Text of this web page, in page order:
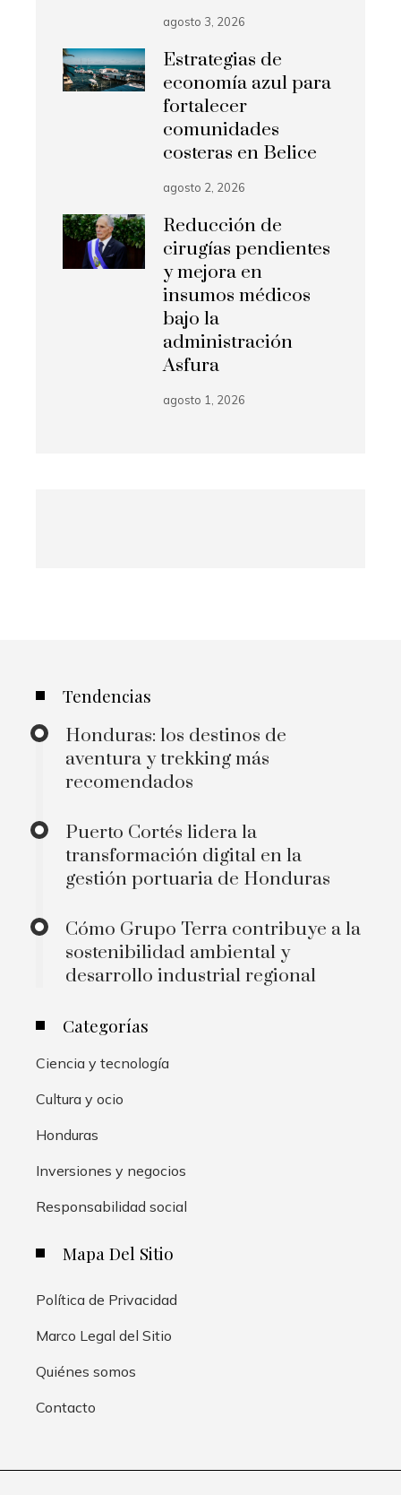
agosto 3, 2026
Estrategias de
economía azul para
fortalecer
comunidades
costeras en Belice
agosto 2, 2026
Reducción de
cirugías pendientes
y mejora en
insumos médicos
bajo la
administración
Asfura
agosto 1, 2026
Tendencias
Honduras: los destinos de
aventura y trekking más
recomendados
Puerto Cortés lidera la
transformación digital en la
gestión portuaria de Honduras
Cómo Grupo Terra contribuye a la
sostenibilidad ambiental y
desarrollo industrial regional
Categorías
Ciencia y tecnología
Cultura y ocio
Honduras
Inversiones y negocios
Responsabilidad social
Mapa Del Sitio
Política de Privacidad
Marco Legal del Sitio
Quiénes somos
Contacto